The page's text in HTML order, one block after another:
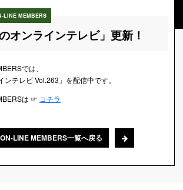
LINE MEMBERS
オンラインテレビ」更新！
では、
ンテレビ Vol.263」を配信中です。
は ☞ コチラ
ON-LINE MEMBERS一覧へ戻る